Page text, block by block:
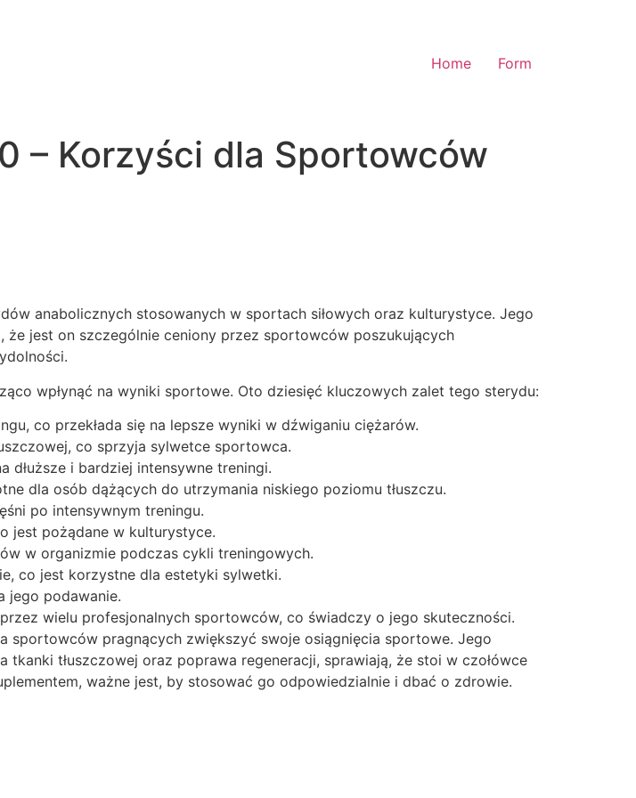
Home Form
– Korzyści dla Sportowców
anabolicznych stosowanych w sportach siłowych oraz kulturystyce. Jego
że jest on szczególnie ceniony przez sportowców poszukujących
wpłynąć na wyniki sportowe. Oto dziesięć kluczowych zalet tego sterydu:
co przekłada się na lepsze wyniki w dźwiganiu ciężarów.
co sprzyja sylwetce sportowca.
dłuższe i bardziej intensywne treningi.
dla osób dążących do utrzymania niskiego poziomu tłuszczu.
po intensywnym treningu.
jest pożądane w kulturystyce.
w organizmie podczas cykli treningowych.
co jest korzystne dla estetyki sylwetki.
jego podawanie.
wielu profesjonalnych sportowców, co świadczy o jego skuteczności.
sportowców pragnących zwiększyć swoje osiągnięcia sportowe. Jego
tłuszczowej oraz poprawa regeneracji, sprawiają, że stoi w czołówce
ważne jest, by stosować go odpowiedzialnie i dbać o zdrowie.